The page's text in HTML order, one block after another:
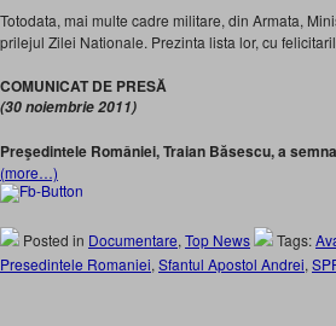
Totodata, mai multe cadre militare, din Armata,
prilejul Zilei Nationale. Prezinta lista lor, cu
COMUNICAT DE PRESĂ
(30 noiembrie 2011)
Preşedintele României, Traian Băsescu, a
(more…)
Posted in Documentare, Top News Tags:
Presedintele Romaniei, Sfantul Apostol Andrei,